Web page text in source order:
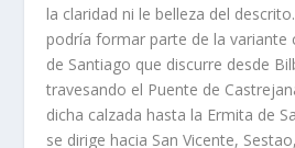
la claridad ni le belleza del
podrí­a formar parte de la variante
de Santiago que discurre desde
travesando el Puente de
dicha calzada hasta la Ermita de
se dirige hacia San Vicente,